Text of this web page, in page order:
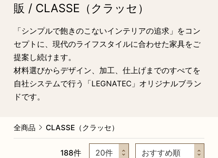
販 / CLASSE（クラッセ）
「シンプルで飽きのこないインテリアの追求」 をコン
セプトに、現代のライフスタイルに合わせた家具をご
提案し続けます。
材料選びからデザイン、加工、仕上げまでのすぺてを
自社システムで行う
「LEGNATEC」 オリジナルブラン
ドです。
全商品 CLASSE（クラッセ）
188件